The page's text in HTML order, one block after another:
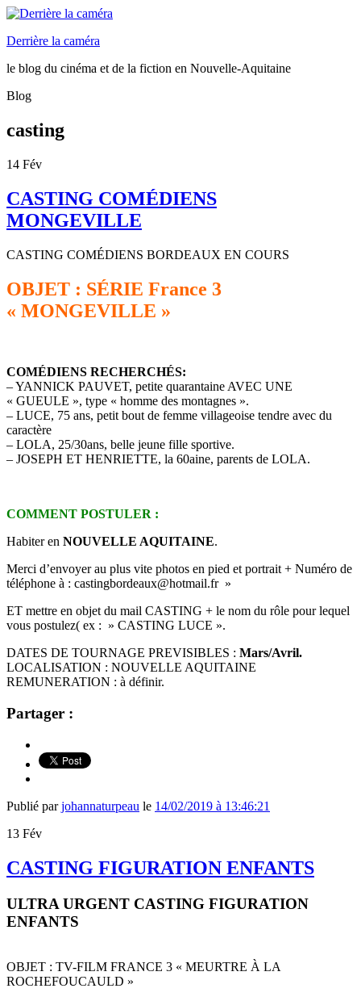
Derrière la caméra
le blog du cinéma et de la fiction en Nouvelle-Aquitaine
Blog
casting
14 Fév
CASTING COMÉDIENS
MONGEVILLE
CASTING COMÉDIENS BORDEAUX EN COURS
OBJET : SÉRIE France 3
« MONGEVILLE »
COMÉDIENS RECHERCHÉS:
– YANNICK PAUVET, petite quarantaine AVEC UNE
« GUEULE », type « homme des montagnes ».
– LUCE, 75 ans, petit bout de femme villageoise tendre avec du
caractère
– LOLA, 25/30ans, belle jeune fille sportive.
– JOSEPH ET HENRIETTE, la 60aine, parents de LOLA.
COMMENT POSTULER :
Habiter en NOUVELLE AQUITAINE.
Merci d’envoyer au plus vite photos en pied et portrait + Numéro de
téléphone à : castingbordeaux@hotmail.fr »
ET mettre en objet du mail CASTING + le nom du rôle pour lequel
vous postulez( ex : » CASTING LUCE ».
DATES DE TOURNAGE PREVISIBLES : Mars/Avril.
LOCALISATION : NOUVELLE AQUITAINE
REMUNERATION : à définir.
Partager :
Publié parjohannaturpeau le 14/02/2019 à 13:46:21
13 Fév
CASTING FIGURATION ENFANTS
ULTRA URGENT CASTING FIGURATION
ENFANTS
OBJET : TV-FILM FRANCE 3 « MEURTRE À LA
ROCHEFOUCAULD »